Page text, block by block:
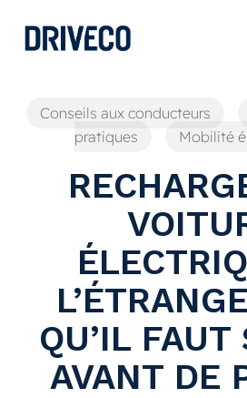
Conseils aux conducteurs
pratiques
Mobilité
QU’IL FAUT
AVANT DE